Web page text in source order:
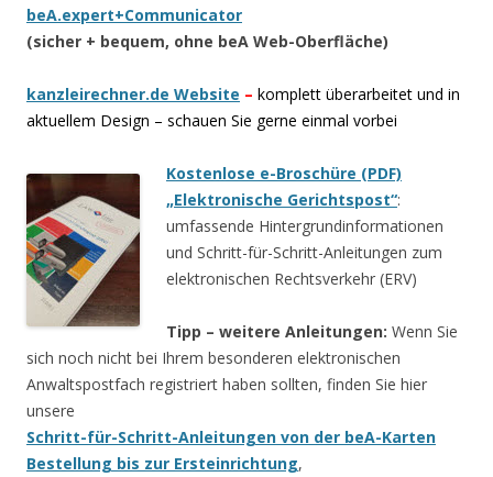
beA.expert+Communicator
(sicher + bequem, ohne beA Web-Oberfläche)
kanzleirechner.de Website – komplett überarbeitet und in
aktuellem Design – schauen Sie gerne einmal vorbei
Kostenlose e-Broschüre (PDF)
„Elektronische Gerichtspost“:
umfassende Hintergrundinformationen
und Schritt-für-Schritt-Anleitungen zum
elektronischen Rechtsverkehr (ERV)
Tipp – weitere Anleitungen: Wenn Sie
sich noch nicht bei Ihrem besonderen elektronischen
Anwaltspostfach registriert haben sollten, finden Sie hier
unsere
Schritt-für-Schritt-Anleitungen von der beA-Karten
Bestellung bis zur Ersteinrichtung,